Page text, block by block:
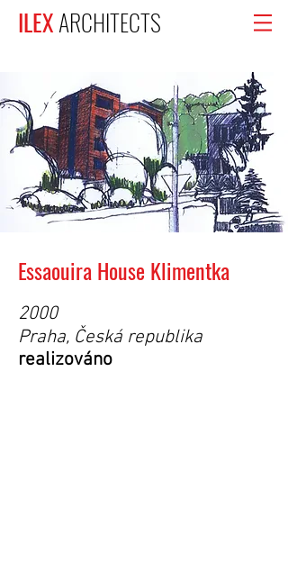
ILEXARCHITECTS
2000
realizováno
Essaouira House Klimentka
Praha, Česká republika